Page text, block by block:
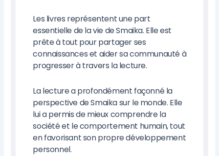
Les livres représentent une part
essentielle de la vie de Smaika. Elle est
prête à tout pour partager ses
connaissances et aider sa communauté à
progresser à travers la lecture.
La lecture a profondément façonné la
perspective de Smaika sur le monde. Elle
lui a permis de mieux comprendre la
société et le comportement humain, tout
en favorisant son propre développement
personnel.